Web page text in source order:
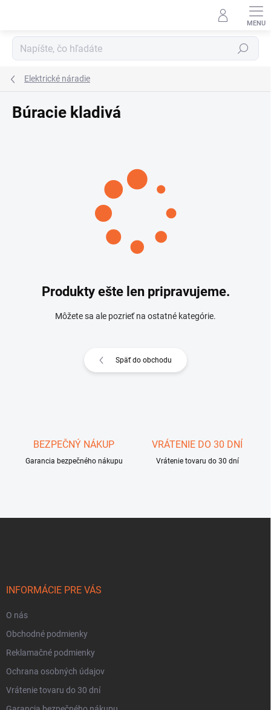
Hľadať
Elektrické náradie
Búracie kladivá
Produkty ešte len pripravujeme.
Môžete sa ale pozrieť na ostatné kategórie.
Späť do obchodu
BEZPEČNÝ NÁKUP
Garancia bezpečného nákupu
VRÁTENIE DO 30 DNÍ
Vrátenie tovaru do 30 dní
INFORMÁCIE PRE VÁS
O nás
Obchodné podmienky
Reklamačné podmienky
Ochrana osobných údajov
Vrátenie tovaru do 30 dní